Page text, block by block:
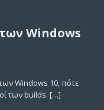
των Windows
των Windows 10, πότε
των builds. […]